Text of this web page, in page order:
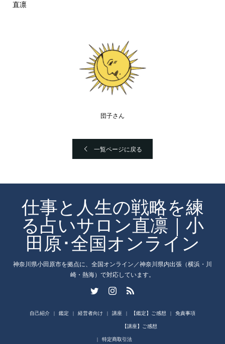
直凛
団子さん
一覧ページに戻る
仕事と人生の戦略を練
る占いサロン直凛｜小
田原･全国オンライン
神奈川県小田原市を拠点に、全国オンライン／神奈川県内出張（横浜・川
崎・熱海）で対応しています。
自己紹介 鑑定 経営者向け 講座 【鑑定】ご感想
【講座】ご感想
免責事項
特定商取引法